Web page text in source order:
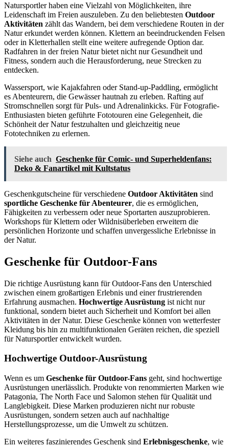
Natursportler haben eine Vielzahl von Möglichkeiten, ihre
Leidenschaft im Freien auszuleben. Zu den beliebtesten Outdoor
Aktivitäten zählt das Wandern, bei dem verschiedene Routen in der
Natur erkundet werden können. Klettern an beeindruckenden Felsen
oder in Kletterhallen stellt eine weitere aufregende Option dar.
Radfahren in der freien Natur bietet nicht nur Gesundheit und
Fitness, sondern auch die Herausforderung, neue Strecken zu
entdecken.
Wassersport, wie Kajakfahren oder Stand-up-Paddling, ermöglicht
es Abenteurern, die Gewässer hautnah zu erleben. Rafting auf
Stromschnellen sorgt für Puls- und Adrenalinkicks. Für Fotografie-
Enthusiasten bieten geführte Fototouren eine Gelegenheit, die
Schönheit der Natur festzuhalten und gleichzeitig neue
Fototechniken zu erlernen.
Siehe auch Geschenke für Comic- und Superheldenfans:
Deko & Fanartikel mit Kultstatus
Geschenkgutscheine für verschiedene Outdoor Aktivitäten sind
sportliche Geschenke für Abenteurer, die es ermöglichen,
Fähigkeiten zu verbessern oder neue Sportarten auszuprobieren.
Workshops für Klettern oder Wildnisüberleben erweitern die
persönlichen Horizonte und schaffen unvergessliche Erlebnisse in
der Natur.
Geschenke für Outdoor-Fans
Die richtige Ausrüstung kann für Outdoor-Fans den Unterschied
zwischen einem großartigen Erlebnis und einer frustrierenden
Erfahrung ausmachen. Hochwertige Ausrüstung ist nicht nur
funktional, sondern bietet auch Sicherheit und Komfort bei allen
Aktivitäten in der Natur. Diese Geschenke können von wetterfester
Kleidung bis hin zu multifunktionalen Geräten reichen, die speziell
für Natursportler entwickelt wurden.
Hochwertige Outdoor-Ausrüstung
Wenn es um Geschenke für Outdoor-Fans geht, sind hochwertige
Ausrüstungen unerlässlich. Produkte von renommierten Marken wie
Patagonia, The North Face und Salomon stehen für Qualität und
Langlebigkeit. Diese Marken produzieren nicht nur robuste
Ausrüstungen, sondern setzen auch auf nachhaltige
Herstellungsprozesse, um die Umwelt zu schützen.
Ein weiteres faszinierendes Geschenk sind Erlebnisgeschenke, wie